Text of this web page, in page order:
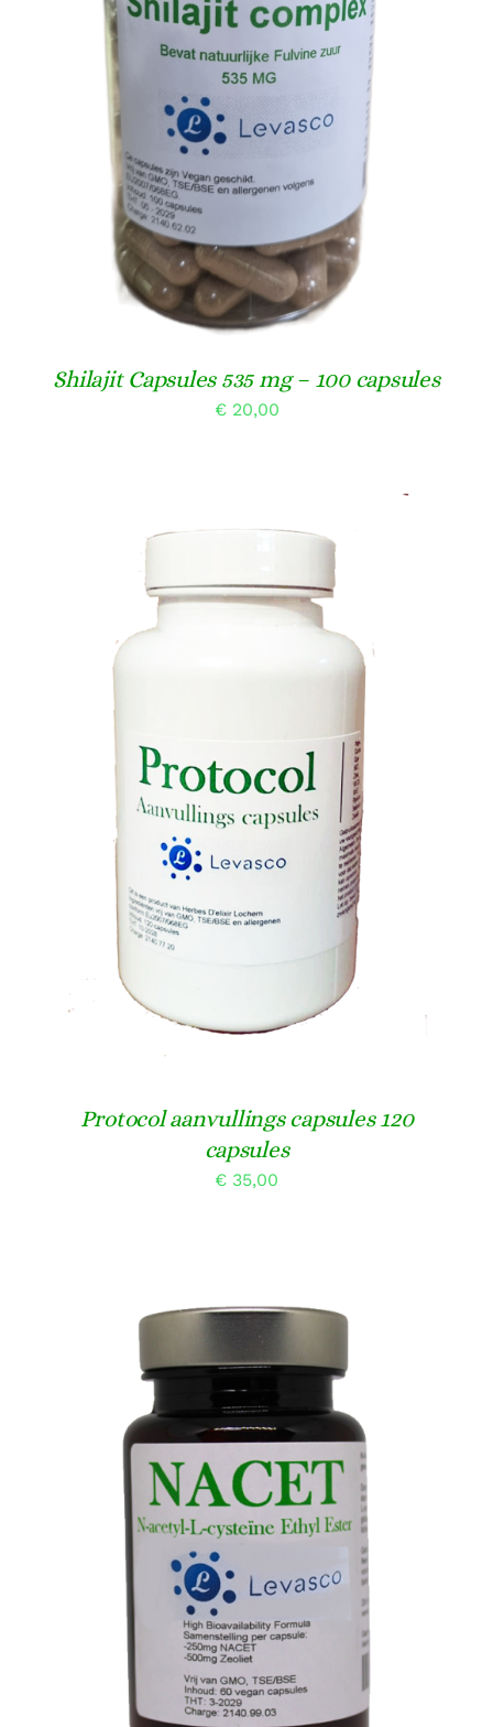
TOEVOEGEN AAN WINKELWAGEN
DETAILS
Shilajit Capsules 535 mg – 100 capsules
€20,00
TOEVOEGEN AAN WINKELWAGEN
Protocol aanvullings capsules 120
capsules
€ 35,00